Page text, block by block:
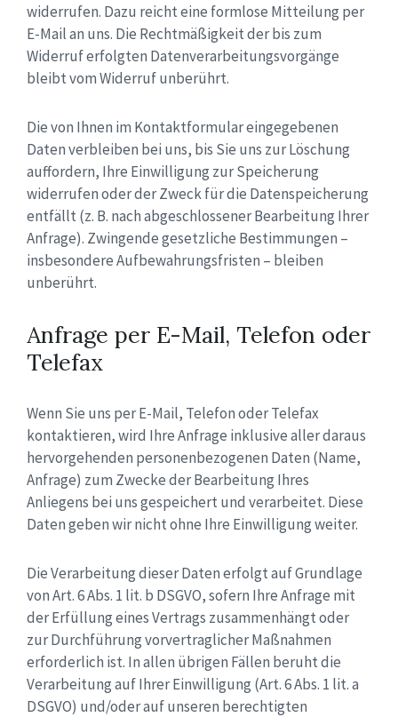
widerrufen. Dazu reicht eine formlose Mitteilung per
E-Mail an uns. Die Rechtmäßigkeit der bis zum
Widerruf erfolgten Datenverarbeitungsvorgänge
bleibt vom Widerruf unberührt.
Die von Ihnen im Kontaktformular eingegebenen
Daten verbleiben bei uns, bis Sie uns zur Löschung
auffordern, Ihre Einwilligung zur Speicherung
widerrufen oder der Zweck für die Datenspeicherung
entfällt (z. B. nach abgeschlossener Bearbeitung Ihrer
Anfrage). Zwingende gesetzliche Bestimmungen –
insbesondere Aufbewahrungsfristen – bleiben
unberührt.
Anfrage per E-Mail, Telefon oder
Telefax
Wenn Sie uns per E-Mail, Telefon oder Telefax
kontaktieren, wird Ihre Anfrage inklusive aller daraus
hervorgehenden personenbezogenen Daten (Name,
Anfrage) zum Zwecke der Bearbeitung Ihres
Anliegens bei uns gespeichert und verarbeitet. Diese
Daten geben wir nicht ohne Ihre Einwilligung weiter.
Die Verarbeitung dieser Daten erfolgt auf Grundlage
von Art. 6 Abs. 1 lit. b DSGVO, sofern Ihre Anfrage mit
der Erfüllung eines Vertrags zusammenhängt oder
zur Durchführung vorvertraglicher Maßnahmen
erforderlich ist. In allen übrigen Fällen beruht die
Verarbeitung auf Ihrer Einwilligung (Art. 6 Abs. 1 lit. a
DSGVO) und/oder auf unseren berechtigten